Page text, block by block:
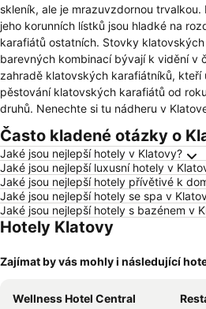
skleník, ale je mrazuvzdornou
jeho korunních lístků jsou hladké na
karafiátů ostatních. Stovky
barevných kombinací bývají k vidění v
zahradě klatovských karafiátníků,
pěstování klatovských karafiátů od
druhů. Nenechte si tu nádheru v
Často kladené otázky o
Jaké jsou nejlepší hotely v Klatovy?
Jaké jsou nejlepší luxusní hotely v
Jaké jsou nejlepší hotely přívětivé k
Jaké jsou nejlepší hotely se spa v
Jaké jsou nejlepší hotely s bazénem v
Hotely Klatovy
Zajímat by vás mohly i následující
Wellness Hotel Central